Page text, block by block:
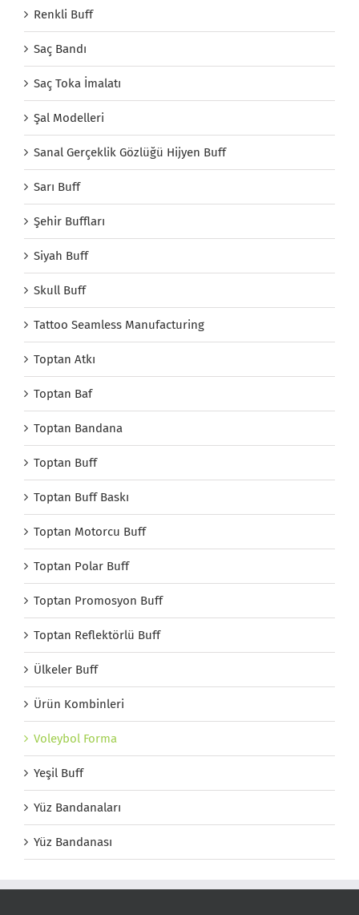
Renkli Buff
Saç Bandı
Saç Toka İmalatı
Şal Modelleri
Sanal Gerçeklik Gözlüğü Hijyen Buff
Sarı Buff
Şehir Buffları
Siyah Buff
Skull Buff
Tattoo Seamless Manufacturing
Toptan Atkı
Toptan Baf
Toptan Bandana
Toptan Buff
Toptan Buff Baskı
Toptan Motorcu Buff
Toptan Polar Buff
Toptan Promosyon Buff
Toptan Reflektörlü Buff
Ülkeler Buff
Ürün Kombinleri
Voleybol Forma
Yeşil Buff
Yüz Bandanaları
Yüz Bandanası